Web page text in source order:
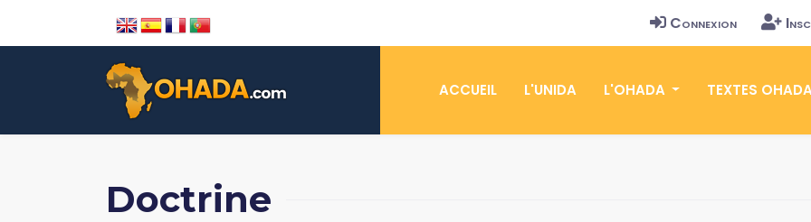
Connexion
ACCUEIL L'UNIDA L'OHADA TEXTES
Doctrine